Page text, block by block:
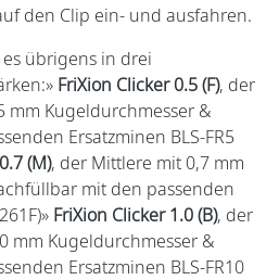
den Clip ein- und ausfahren.
übrigens in drei
FriXion Clicker 0.5 (F), der
mm Kugeldurchmesser &
Ersatzminen BLS-FR5
(M), der Mittlere mit 0,7 mm
mit den passenden
FriXion Clicker 1.0 (B), der
mm Kugeldurchmesser &
Ersatzminen BLS-FR10